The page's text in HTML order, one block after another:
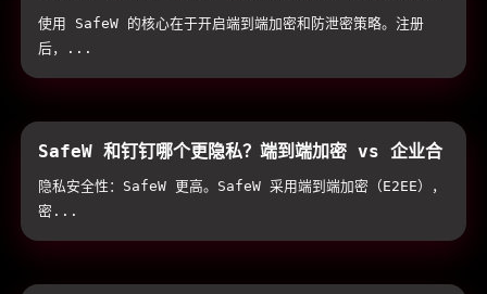
配置加密通讯与防泄密防护
使用 SafeW 的核心在于开启端到端加密和防泄密策略。注册
后，...
SafeW 和钉钉哪个更隐私？端到端加密 vs 企业合
规通讯隐私全方位横评
隐私安全性：SafeW 更高。SafeW 采用端到端加密（E2EE），
密...